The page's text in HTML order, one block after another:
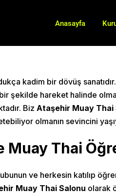
Anasayfa
kadim bir dövüş
şekilde hareket halinde
Biz Ataşehir Muay Thai
olmanın sevincini
Muay Thai
ve herkesin katılıp
Muay Thai Salonu olarak